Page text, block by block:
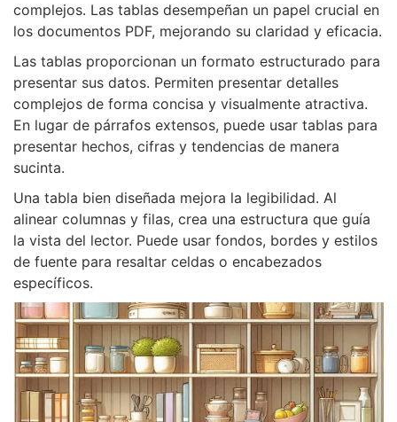
complejos. Las tablas desempeñan un papel crucial en
los documentos PDF, mejorando su claridad y eficacia.
Las tablas proporcionan un formato estructurado para
presentar sus datos. Permiten presentar detalles
complejos de forma concisa y visualmente atractiva.
En lugar de párrafos extensos, puede usar tablas para
presentar hechos, cifras y tendencias de manera
sucinta.
Una tabla bien diseñada mejora la legibilidad. Al
alinear columnas y filas, crea una estructura que guía
la vista del lector. Puede usar fondos, bordes y estilos
de fuente para resaltar celdas o encabezados
específicos.